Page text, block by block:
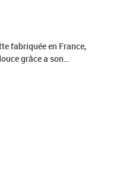
fabriquée en France,
grâce a son